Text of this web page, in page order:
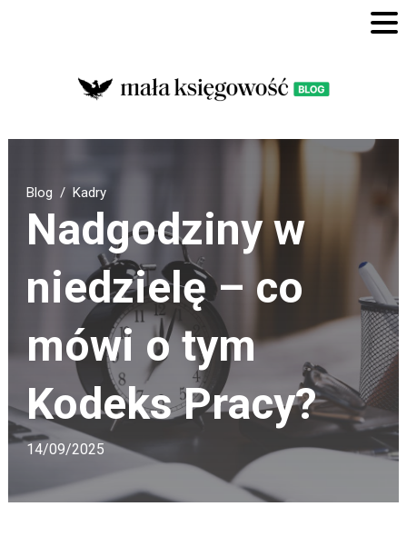
Blog Kadry
Nadgodziny w
niedzielę – co
mówi o tym
Kodeks Pracy?
14/09/2025